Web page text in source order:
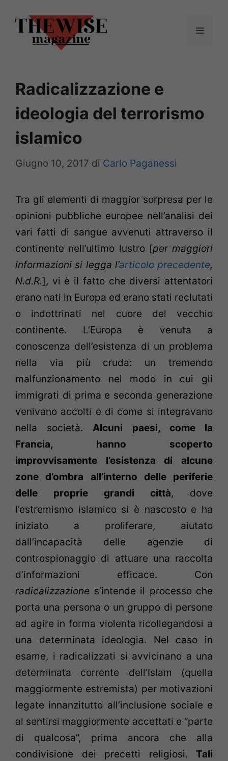
contenuto
Menu
Radicalizzazione e
ideologia del terrorismo
islamico
Giugno 10, 2017 di Carlo Paganessi
Tra gli elementi di maggior sorpresa per le
opinioni pubbliche europee nell’analisi dei
vari fatti di sangue avvenuti attraverso il
continente nell’ultimo lustro [per maggiori
informazioni si legga l’articolo precedente,
N.d.R.], vi è il fatto che diversi attentatori
erano nati in Europa ed erano stati reclutati
o indottrinati nel cuore del vecchio
continente. L’Europa è venuta a
conoscenza dell’esistenza di un problema
nella via più cruda: un tremendo
malfunzionamento nel modo in cui gli
immigrati di prima e seconda generazione
venivano accolti e di come si integravano
nella società.Alcuni paesi, come la
Francia, hanno scoperto
improvvisamente l’esistenza di alcune
zone d’ombra all’interno delle periferie
delle proprie grandi città, dove
l’estremismo islamico si è nascosto e ha
iniziato a proliferare, aiutato
dall’incapacità delle agenzie di
controspionaggio di attuare una raccolta
d’informazioni efficace. Con
radicalizzazione s’intende il processo che
porta una persona o un gruppo di persone
ad agire in forma violenta ricollegandosi a
una determinata ideologia. Nel caso in
esame, i radicalizzati si avvicinano a una
determinata corrente dell’Islam (quella
maggiormente estremista) per motivazioni
legate innanzitutto all’inclusione sociale e
al sentirsi maggiormente accettati e “parte
di qualcosa”, prima ancora che alla
condivisione dei precetti religiosi. Tali